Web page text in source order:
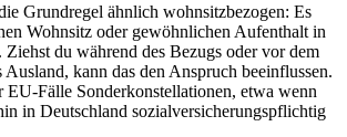
Grundregel ähnlich wohnsitzbezogen: Es
Wohnsitz oder gewöhnlichen Aufenthalt in
Ziehst du während des Bezugs oder vor dem
kann das den Anspruch beeinflussen.
EU-Fälle Sonderkonstellationen, etwa wenn
in Deutschland sozialversicherungspflichtig